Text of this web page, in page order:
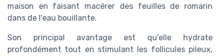
maison en faisant macérer des feuilles de romarin
dans de l'eau bouillante.
Son principal avantage est qu'elle hydrate
profondément tout en stimulant les follicules pileux,